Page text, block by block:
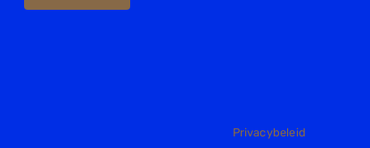
Privacybeleid